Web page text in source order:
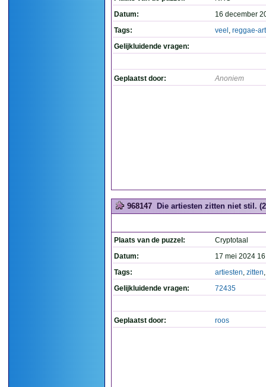
Datum:
16 december
Tags:
veel , reggae-
Gelijkluidende vragen:
Geplaatst door: Anoniem
968147 Die artiesten zitten niet stil.
Plaats van de puzzel:
Cryptotaal
Datum:
17 mei 2024
Tags:
artiesten, zitten
Gelijkluidende vragen:
72435
Geplaatst door: roos